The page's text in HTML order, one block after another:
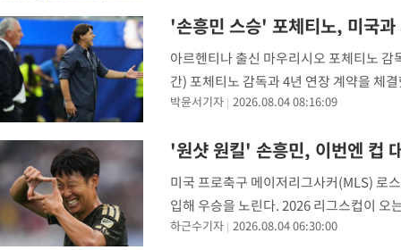
-7082초 전 >경찰, '홍명보는 2순위' 결론냈던 스포츠윤리센터도 압수수색
2시간 전 >[속보]합참 "北 발사체는 단거리탄도미사일…감시·경계태세 강
2시간 전 >日방위성, 北이 동해로 쏜 발사체는 탄도미사일 가능성
2시간 전 >[속보] SKT, 에이닷 서비스 장애 발생…"원인 파악 중"
2시간 전 > [속보]합참 "북, 동해상으로 미상 발사체 발사"
2시간 전 >'낮 최고 39도' 불볕더위…한밤 열대야도 계속[내일날씨]
2시간 전 >[속보]7~9일 프로야구 3연전도 폭염 취소…11일 재개
2시간 전 >"韓 외환시장 개입 관측 배경엔 美의 대한국 무역적자 있어"
3시간 전 >'월드컵 탈락 후폭풍' 축구협회…초유의 압수수색에 '충격·당황'
3시간 전 >서울 낮 37.9도, 올여름 최고치 경신…영등포 순간 '40도'
'손흥민 스승' 포체티노, 미국
아르헨티나 출신 마우리시오 포체티노
간) 포체티노 감독과 4년 연장 계약을 체
넘을 이끌었던 포체티노 감독은 당시 손
박윤서기자 2026.08.04 08:16:09
'원샷 원킬' 손흥민, 이번엔 컵
미국 프로축구 메이저리그사커(MLS) 로
입해 우승을 노린다. 2026 리그스컵이 오
2019년 창설된 리그스컵은 미국 MLS 팀
하근수기자 2026.08.04 06:30:00